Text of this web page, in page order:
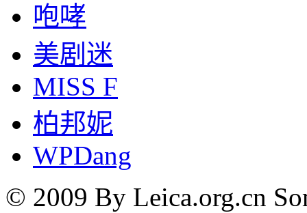
咆哮
美剧迷
MISS F
柏邦妮
WPDang
© 2009 By Leica.org.cn